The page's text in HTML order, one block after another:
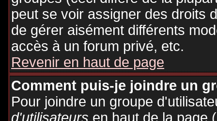
peut se voir assigner des droits
de gérer aisément différents
accès à un forum privé, etc.
Revenir en haut de page
Comment puis-je joindre un
Pour joindre un groupe
d'utilisateursen haut de la page